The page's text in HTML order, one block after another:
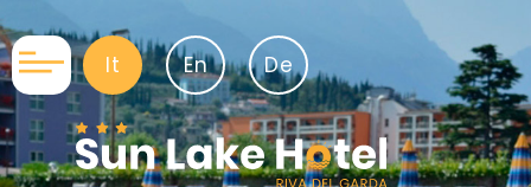
It En De